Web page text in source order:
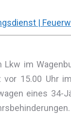
|
im
15.00 Uhr
eines